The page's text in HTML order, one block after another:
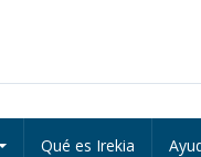
Qué es Irekia